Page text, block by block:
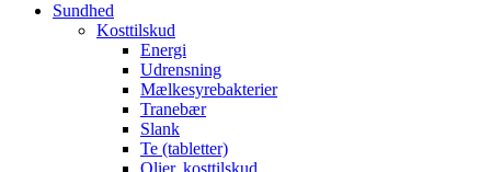
Sundhed
Kosttilskud
Energi
Udrensning
Mælkesyrebakterier
Tranebær
Slank
Te (tabletter)